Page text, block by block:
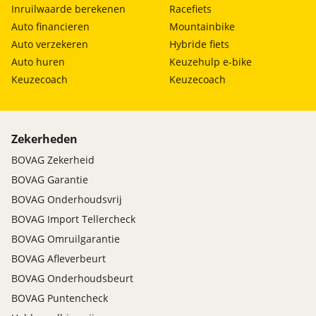
Inruilwaarde berekenen
Auto financieren
Auto verzekeren
Auto huren
Keuzecoach
Racefiets
Mountainbike
Hybride fiets
Keuzehulp e-bike
Keuzecoach
Zekerheden
BOVAG Zekerheid
BOVAG Garantie
BOVAG Onderhoudsvrij
BOVAG Import Tellercheck
BOVAG Omruilgarantie
BOVAG Afleverbeurt
BOVAG Onderhoudsbeurt
BOVAG Puntencheck